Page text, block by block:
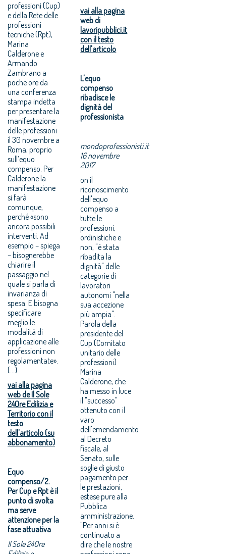
professioni (Cup)
e della Rete delle
professioni
tecniche (Rpt),
Marina
Calderone e
Armando
Zambrano a
poche ore da
una conferenza
stampa indetta
per presentare la
manifestazione
delle professioni
il 30 novembre a
Roma, proprio
sull’equo
compenso. Per
Calderone la
manifestazione
si farà
comunque,
perché «sono
ancora possibili
interventi. Ad
esempio – spiega
– bisognerebbe
chiarire il
passaggio nel
quale si parla di
invarianza di
spesa. E bisogna
specificare
meglio le
modalità di
applicazione alle
professioni non
regolamentate».
(...)
vai alla pagina
web de Il Sole
24Ore Edilizia e
Territorio con il
testo
dell'articolo (su
abbonamento)
Equo
compenso/2.
Per Cup e Rpt è il
punto di svolta
ma serve
attenzione per la
fase attuativa
Il Sole 24Ore
vai alla pagina
web di
lavoripubblici.it
con il testo
dell'articolo
L'equo
compenso
ribadisce le
dignità del
professionista
mondoprofessionisti.it
16 novembre
2017
on il
riconoscimento
dell'equo
compenso a
tutte le
professioni,
ordinistiche e
non, "è stata
ribadita la
dignità" delle
categorie di
lavoratori
autonomi "nella
sua accezione
più ampia".
Parola della
presidente del
Cup (Comitato
unitario delle
professioni)
Marina
Calderone, che
ha messo in luce
il "successo"
ottenuto con il
varo
dell'emendamento
al Decreto
fiscale, al
Senato, sulle
soglie di giusto
pagamento per
le prestazioni,
estese pure alla
Pubblica
amministrazione.
"Per anni si è
continuato a
dire che le nostre